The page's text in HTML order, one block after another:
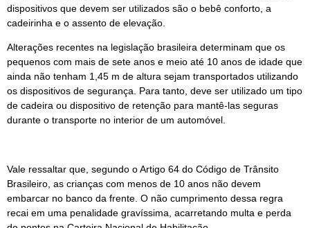
dispositivos que devem ser utilizados são o bebê conforto, a
cadeirinha e o assento de elevação.
Alterações recentes na legislação brasileira determinam que os
pequenos com mais de sete anos e meio até 10 anos de idade que
ainda não tenham 1,45 m de altura sejam transportados utilizando
os dispositivos de segurança. Para tanto, deve ser utilizado um tipo
de cadeira ou dispositivo de retenção para mantê-las seguras
durante o transporte no interior de um automóvel.
Vale ressaltar que, segundo o Artigo 64 do Código de Trânsito
Brasileiro, as crianças com menos de 10 anos não devem
embarcar no banco da frente. O não cumprimento dessa regra
recai em uma penalidade gravíssima, acarretando multa e perda